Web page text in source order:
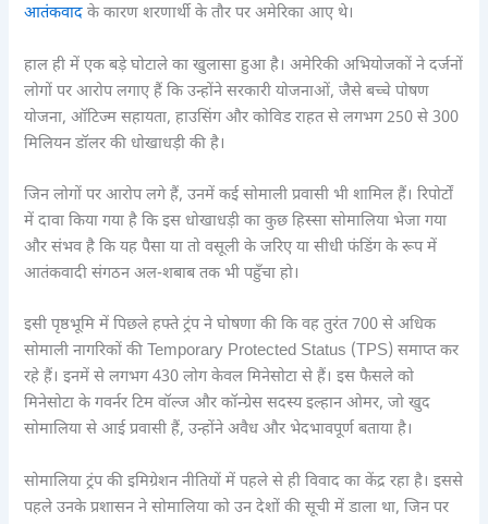
आतंकवादके कारण शरणार्थी के तौर पर अमेरिका आए थे।
हाल ही में एक बड़े घोटाले का खुलासा हुआ है। अमेरिकी अभियोजकों ने दर्जनों
लोगों पर आरोप लगाए हैं कि उन्होंने सरकारी योजनाओं, जैसे बच्चे पोषण
योजना, ऑटिज्म सहायता, हाउसिंग और कोविड राहत से लगभग 250 से 300
मिलियन डॉलर की धोखाधड़ी की है।
जिन लोगों पर आरोप लगे हैं, उनमें कई सोमाली प्रवासी भी शामिल हैं। रिपोर्टों
में दावा किया गया है कि इस धोखाधड़ी का कुछ हिस्सा सोमालिया भेजा गया
और संभव है कि यह पैसा या तो वसूली के जरिए या सीधी फंडिंग के रूप में
आतंकवादी संगठन अल-शबाब तक भी पहुँचा हो।
इसी पृष्ठभूमि में पिछले हफ्ते ट्रंप ने घोषणा की कि वह तुरंत 700 से अधिक
सोमाली नागरिकों की Temporary Protected Status (TPS) समाप्त कर
रहे हैं। इनमें से लगभग 430 लोग केवल मिनेसोटा से हैं। इस फैसले को
मिनेसोटा के गवर्नर टिम वॉल्ज और कॉन्ग्रेस सदस्य इल्हान ओमर, जो खुद
सोमालिया से आई प्रवासी हैं, उन्होंने अवैध और भेदभावपूर्ण बताया है।
सोमालिया ट्रंप की इमिग्रेशन नीतियों में पहले से ही विवाद का केंद्र रहा है। इससे
पहले उनके प्रशासन ने सोमालिया को उन देशों की सूची में डाला था, जिन पर